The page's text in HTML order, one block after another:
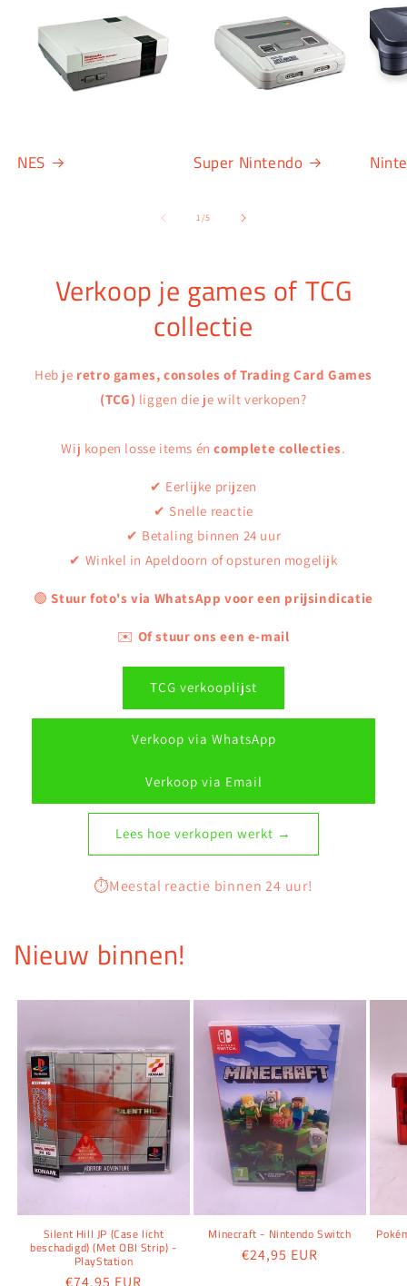
NES Super Nintendo
1/van
5
Verkoop je games of TCG
collectie
Heb je retro games, consoles of Trading Card Games
(TCG) liggen die je wilt verkopen?
Wij kopen losse items éncomplete collecties.
✔ Eerlijke prijzen
✔ Snelle reactie
✔ Betaling binnen 24 uur
✔ Winkel in Apeldoorn of opsturen mogelijk
🟢Stuur foto's via WhatsApp voor een prijsindicatie
✉️ Of stuur ons een e-mail
TCG verkooplijst
Verkoop via WhatsApp
Verkoop via Email
Lees hoe verkopen werkt →
⏱️Meestal reactie binnen 24 uur!
Nieuw binnen!
Silent Hill JP (Case licht
beschadigd) (Met OBI Strip) -
PlayStation
Normale
€74,95 EUR
Minecraft - Nintendo Switch
Normale
€24,95 EUR